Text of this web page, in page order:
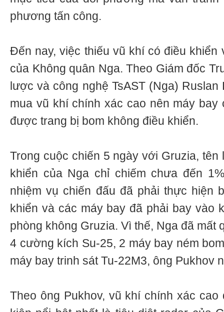
phương tấn công.
Đến nay, việc thiếu vũ khí có điều khiển
của Không quân Nga. Theo Giám đốc
lược và công nghệ TsAST (Nga) Ruslan
mua vũ khí chính xác cao nên máy bay
được trang bị bom không điều khiển.
Trong cuộc chiến 5 ngày với Gruzia,
khiển của Nga chỉ chiếm chưa đến
nhiệm vụ chiến đấu đã phải thực hiện
khiển và các máy bay đã phải bay vào
phòng không Gruzia. Vì thế, Nga đã mất
4 cường kích Su-25, 2 máy bay ném
máy bay trinh sát Tu-22М3, ông Pukhov
Theo ông Pukhov, vũ khí chính xác